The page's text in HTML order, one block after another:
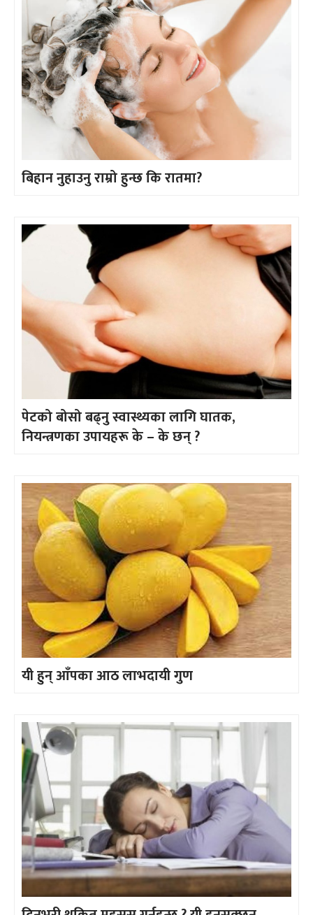
बिहान नुहाउनु राम्रो हुन्छ कि रातमा?
पेटको बोसो बढ्नु स्वास्थ्यका लागि घातक,
नियन्त्रणका उपायहरू के – के छन् ?
यी हुन् आँपका आठ लाभदायी गुण